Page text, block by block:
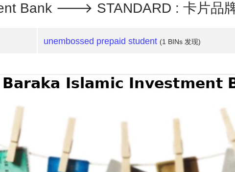
Bank 🡒 STANDARD : 卡片品
unembossed prepaid student (1 BINs 发现)